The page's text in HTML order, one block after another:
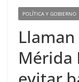
POLÍTICA Y GOBIERNO
Mérida